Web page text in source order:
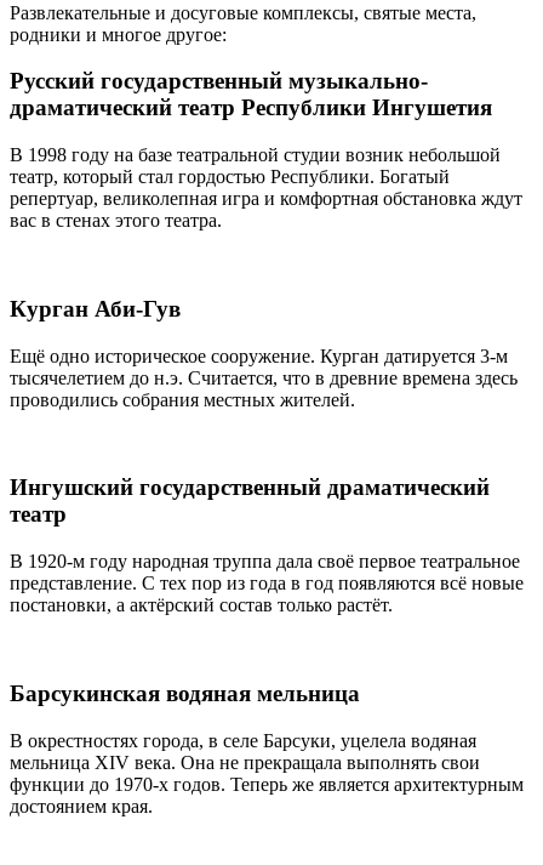
Развлекательные и досуговые комплексы, святые места,
родники и многое другое:
Русский государственный музыкально-
драматический театр Республики Ингушетия
В 1998 году на базе театральной студии возник небольшой
театр, который стал гордостью Республики. Богатый
репертуар, великолепная игра и комфортная обстановка ждут
вас в стенах этого театра.
Курган Аби-Гув
Ещё одно историческое сооружение. Курган датируется 3-м
тысячелетием до н.э. Считается, что в древние времена здесь
проводились собрания местных жителей.
Ингушский государственный драматический
театр
В 1920-м году народная труппа дала своё первое театральное
представление. С тех пор из года в год появляются всё новые
постановки, а актёрский состав только растёт.
Барсукинская водяная мельница
В окрестностях города, в селе Барсуки, уцелела водяная
мельница XIV века. Она не прекращала выполнять свои
функции до 1970-х годов. Теперь же является архитектурным
достоянием края.